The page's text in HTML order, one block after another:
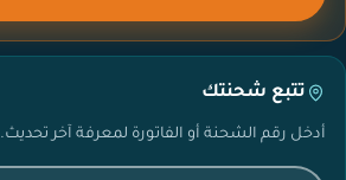
تتبع شحنتك
أدخل رقم الشحنة أو الفاتورة لمعرفة آخر تحديث.